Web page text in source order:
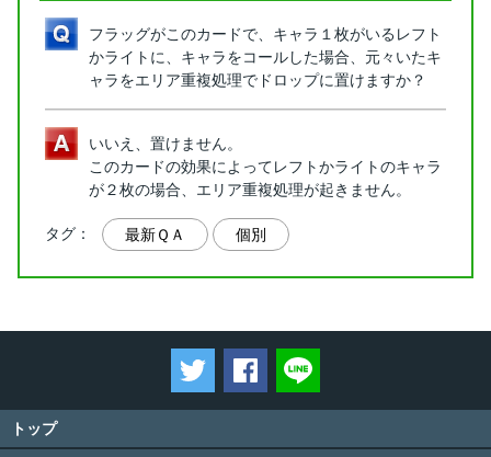
フラッグがこのカードで、キャラ１枚がいるレフト
かライトに、キャラをコールした場合、元々いたキ
ャラをエリア重複処理でドロップに置けますか？
いいえ、置けません。
このカードの効果によってレフトかライトのキャラ
が２枚の場合、エリア重複処理が起きません。
タグ： 最新ＱＡ 個別
ツイートするFacebookでシェアする
トップ